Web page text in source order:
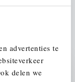
advertenties te
delen we
Stap 1 van 3